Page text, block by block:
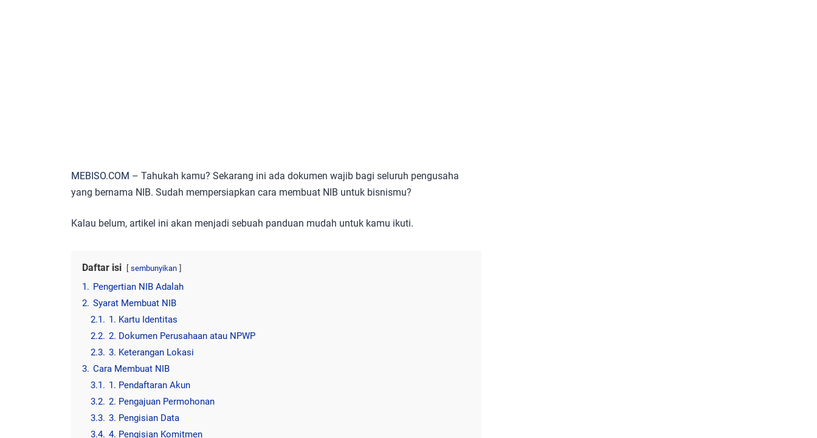
MEBISO.COM – Tahukah kamu? Sekarang ini ada dokumen wajib bagi seluruh pengusaha
yang bernama NIB. Sudah mempersiapkan cara membuat NIB untuk bisnismu?
Kalau belum, artikel ini akan menjadi sebuah panduan mudah untuk kamu ikuti.
Daftar isi sembunyikan
1. Pengertian NIB Adalah
2. Syarat Membuat NIB
2.1. 1. Kartu Identitas
2.2. 2. Dokumen Perusahaan atau NPWP
2.3. 3. Keterangan Lokasi
3. Cara Membuat NIB
3.1. 1. Pendaftaran Akun
3.2. 2. Pengajuan Permohonan
3.3. 3. Pengisian Data
3.4. 4. Pengisian Komitmen